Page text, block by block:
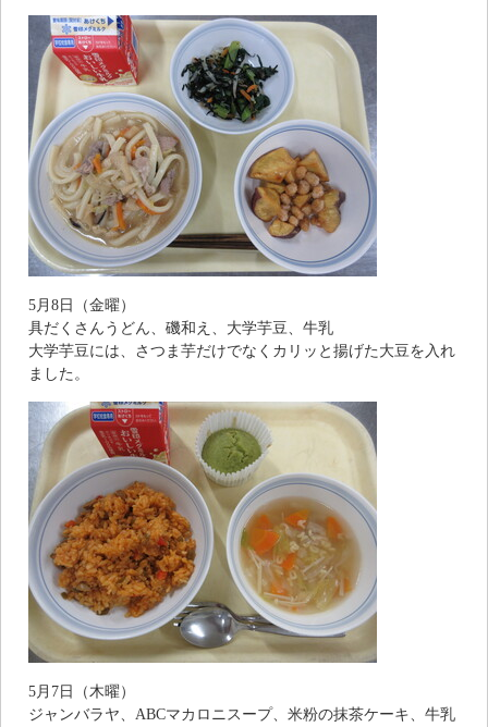
5月8日（金曜）
具だくさんうどん、磯和え、大学芋豆、牛乳
大学芋豆には、さつま芋だけでなくカリッと揚げた大豆を入れ
ました。
5月7日（木曜）
ジャンバラヤ、ABCマカロニスープ、米粉の抹茶ケーキ、牛乳